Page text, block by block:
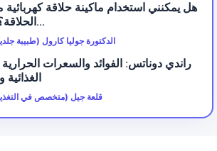
هل يمكنني استخدام ماكينة حلاقة كهربائية
الحلاقة؟ شاملة...
الدكتورة جوليا كارول (طبيبة
راندي دوناتس: الفوائد والسعرات الحرارية
قلعة جيل (متخصص في